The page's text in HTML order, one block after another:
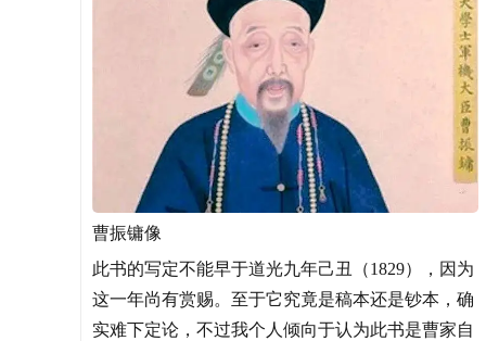
曹振镛像
此书的写定不能早于道光九年己丑（1829），因为
这一年尚有赏赐。至于它究竟是稿本还是钞本，确
实难下定论，不过我个人倾向于认为此书是曹家自